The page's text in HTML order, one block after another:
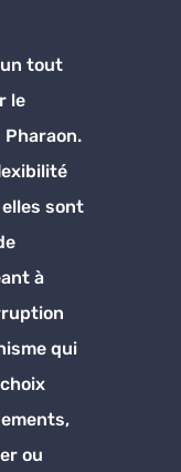
tout
le
Pharaon.
sont
à
qui
ou